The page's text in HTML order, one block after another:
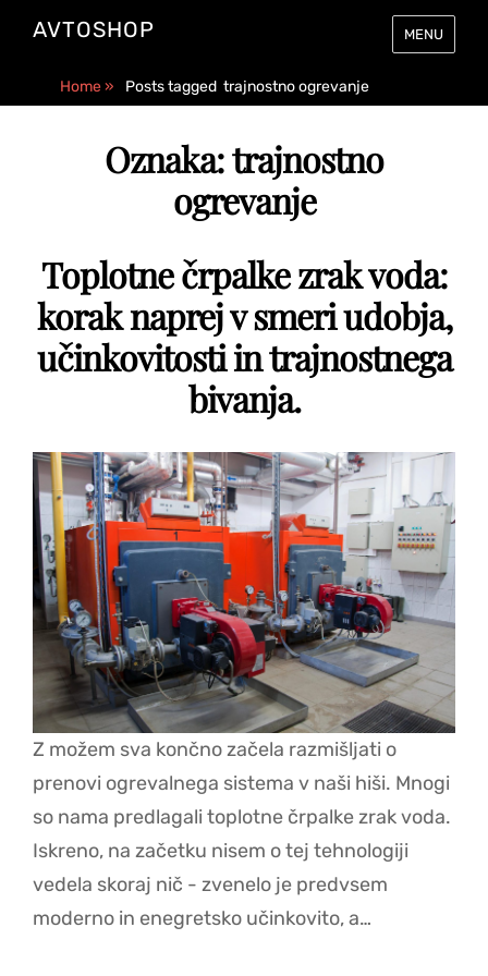
AVTOSHOP MENU
Home» Posts tagged trajnostno ogrevanje
Oznaka:trajnostno
ogrevanje
Toplotne črpalke zrak voda:
korak naprej v smeri udobja,
učinkovitosti in trajnostnega
bivanja.
Z možem sva končno začela razmišljati o
prenovi ogrevalnega sistema v naši hiši. Mnogi
so nama predlagali toplotne črpalke zrak voda.
Iskreno, na začetku nisem o tej tehnologiji
vedela skoraj nič - zvenelo je predvsem
moderno in enegretsko učinkovito, a…